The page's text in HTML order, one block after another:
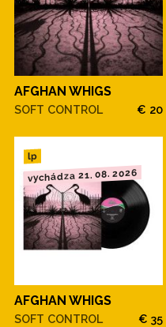
AFGHAN WHIGS
SOFT CONTROL € 20
lp
vychádza 21. 08. 2026
AFGHAN WHIGS
SOFT CONTROL € 35